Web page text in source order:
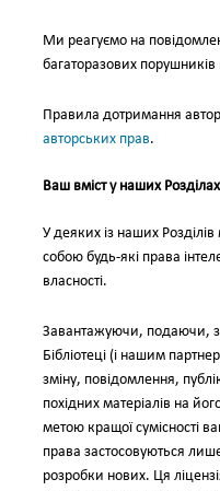
Ми реагуємо на
багаторазових порушників
Правила дотримання
авторських прав.
Ваш вміст у наших Розділах
У деяких із наших
собою будь-які права
власності.
Завантажуючи, подаючи,
Бібліотеці (і нашим
зміну, повідомлення,
похідних матеріалів на
метою кращої сумісності
права застосовуються
розробки нових. Ця